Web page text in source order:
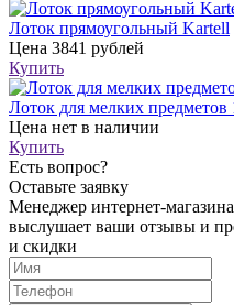
Лоток прямоугольный Kartell
Цена 3841 рублей
Купить
Лоток для мелких предметов
Цена нет в наличии
Купить
Есть вопрос?
Оставьте заявку
Менеджер интернет-
выслушает ваши отзывы и
и скидки